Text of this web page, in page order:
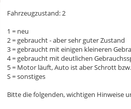
Fahrzeugzustand: 2
1 = neu
2 = gebraucht - aber sehr guter Zustand
3 = gebraucht mit einigen kleineren
4 = gebraucht mit deutlichen
5 = Motor läuft, Auto ist aber Schrott
S = sonstiges
Bitte die folgenden, wichtigen Hinweise